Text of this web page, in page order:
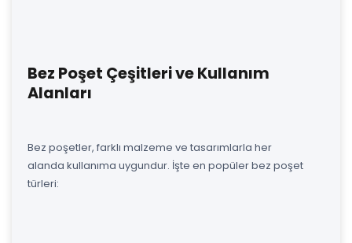
Bez Poşet Çeşitleri ve Kullanım
Alanları
Bez poşetler, farklı malzeme ve tasarımlarla her
alanda kullanıma uygundur. İşte en popüler bez poşet
türleri: